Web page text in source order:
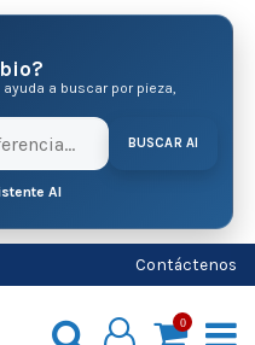
a buscar por pieza,
BUSCAR AI
AI
Contáctenos
0